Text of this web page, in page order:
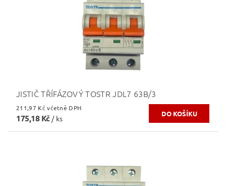
JISTIČ TŘÍFÁZOVÝ TOSTR JDL7 63B/3
211,97 Kč včetně DPH
175,18 Kč / ks